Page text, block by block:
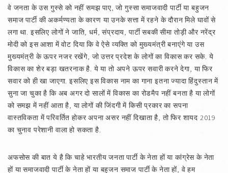
वे जनता के उस गुस्से को नहीं समझ पाए, जो गुस्सा समाजवादी पार्टी या बहुजन
समाज पार्टी की अकर्मण्यता के कारण या उनके सत्ता में रहने के दौरान मिले घावों से
लगा था. इसलिए लोगों ने जाति, धर्म, संप्रदाय, पार्टी सबकी सीमा तोड़ी और नरेंद्र
मोदी को इस आशा में वोट दिया कि वे ऐसे व्यक्ति को मुख्यमंत्री बनाएंगे या उस
मुख्यमंत्री के ऊपर नजर रखेंगे, जो उत्तर प्रदेश के लोगों का विकास कर सके. ये
विकास का शेर बड़ा खतरनाक है. ये या तो अपने ऊपर सवारी करने देगा, या फिर
सवार को ही खा जाएगा. इसलिए इस विकास नाम का गाना इतना ज्यादा हिंदुस्तान में
सुना जा चुका है कि अब अगर दो सालों में विकास का रोडमैप नहीं बनता है या लोगों
को समझ में नहीं आता है, या लोगों की जिंदगी में किसी प्रकार का सपना
वास्तविकता में परिवर्तित होकर अपना असर नहीं दिखाता है, तो फिर शायद 2019
का चुनाव परेशानी वाला हो सकता है.
अफसोस की बात ये है कि चाहे भारतीय जनता पार्टी के नेता हों या कांग्रेस के नेता
हों या समाजवादी पार्टी के नेता हों या बहुजन समाज पार्टी के नेता हों, वे हम